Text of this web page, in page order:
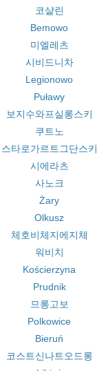
코샬린
Bemowo
미엘레츠
시비드니차
Legionowo
Puławy
보지수와프실롱스키
쿠트노
스타로가르트그단스키
시에라츠
사노크
Żary
Olkusz
체호비체지에지체
워비치
Kościerzyna
Prudnik
므롱고보
Polkowice
Bieruń
코스트신나트오드롱